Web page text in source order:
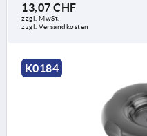
13,07 CHF
zzgl. MwSt.
zzgl. Versandkosten
K0184